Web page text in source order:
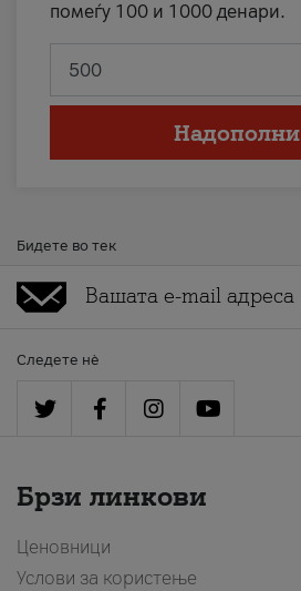
помеѓу 100 и 1000 денари.
Надополни
Бидете во тек
Следете нè
Брзи линкови
Ценовници
Услови за користење